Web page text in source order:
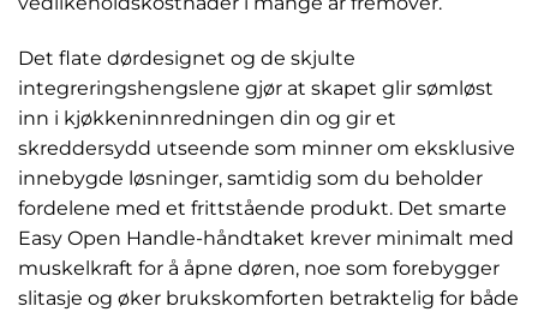
Det flate dørdesignet og de skjulte
integreringshengslene gjør at skapet glir sømløst
inn i kjøkkeninnredningen din og gir et
skreddersydd utseende som minner om eksklusive
innebygde løsninger, samtidig som du beholder
fordelene med et frittstående produkt. Det smarte
Easy Open Handle-håndtaket krever minimalt med
muskelkraft for å åpne døren, noe som forebygger
slitasje og øker brukskomforten betraktelig for både